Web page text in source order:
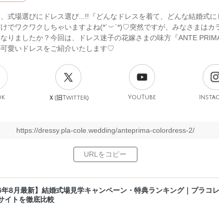
式場選びにドレス選び...!!『どんなドレスを着て、どんな結婚式
けでワクワクしちゃいますよね(*´︶`*)♡突然ですが、みなさまはカ
りましたか？今回は、ドレス迷子の花嫁さまの味方『ANTE
愛いドレスをご紹介いたします♡
Ｘ(旧Twitter) YouTube
https://dressy.pla-cole.wedding/anteprima-colordress-2/
年8月最新】結婚式場見学キャンペーン・特典ランキング｜プラコ
イトを徹底比較